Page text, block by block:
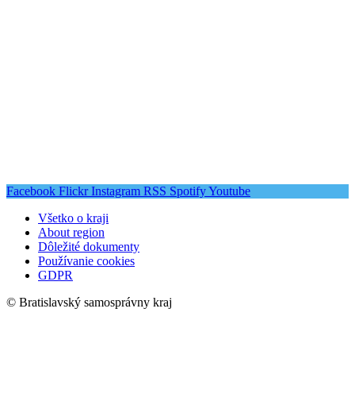
Facebook Flickr Instagram RSS SpotifyYoutube
Všetko o kraji
About region
Dôležité dokumenty
Používanie cookies
GDPR
© Bratislavský samosprávny kraj